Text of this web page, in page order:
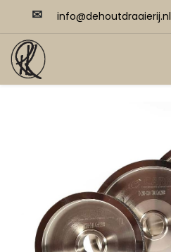
✉ ​​info@dehoutdraaierij.nl